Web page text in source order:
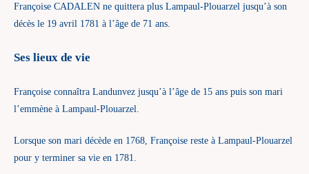
Françoise CADALEN ne quittera plus Lampaul-Plouarzel jusqu’à son
décès le 19 avril 1781 à l’âge de 71 ans.
Ses lieux de vie
Françoise connaîtra Landunvez jusqu’à l’âge de 15 ans puis son mari
l’emmène à Lampaul-Plouarzel.
Lorsque son mari décède en 1768, Françoise reste à Lampaul-Plouarzel
pour y terminer sa vie en 1781.